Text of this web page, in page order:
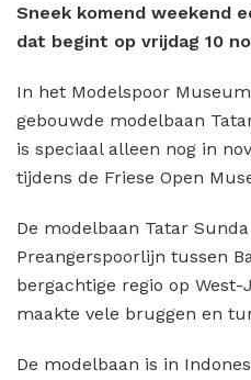
Sneek komend weekend
dat begint op vrijdag 10
In het Modelspoor
gebouwde modelbaan
is speciaal alleen nog in
tijdens de Friese Open
De modelbaan Tatar
Preangerspoorlijn tussen
bergachtige regio op West-
maakte vele bruggen en
De modelbaan is in